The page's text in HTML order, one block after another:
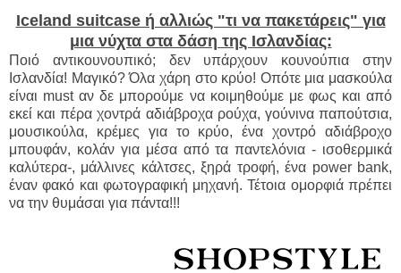
Iceland suitcase ή αλλιώς "τι να πακετάρεις" για
μια νύχτα στα δάση της Ισλανδίας:
Ποιό αντικουνουπικό; δεν υπάρχουν κουνούπια στην
Ισλανδία! Μαγικό? Όλα χάρη στο κρύο! Οπότε μια μασκούλα
είναι must αν δε μπορούμε να κοιμηθούμε με φως και από
εκεί και πέρα χοντρά αδιάβροχα ρούχα, γούνινα παπούτσια,
μουσικούλα, κρέμες για το κρύο, ένα χοντρό αδιάβροχο
μπουφάν, κολάν για μέσα από τα παντελόνια - ισοθερμικά
καλύτερα-, μάλλινες κάλτσες, ξηρά τροφή, ένα power bank,
έναν φακό και φωτογραφική μηχανή. Τέτοια ομορφιά πρέπει
να την θυμάσαι για πάντα!!!